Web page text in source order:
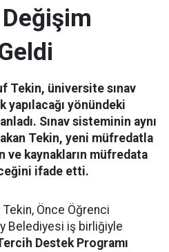
Tekin, üniversite sınav
yönündeki
Sınav sisteminin aynı
Tekin, yeni müfredatla
ve kaynakların müfredata
ifade etti.
Önce Öğrenci
Belediyesi iş birliğiyle
Destek Programı